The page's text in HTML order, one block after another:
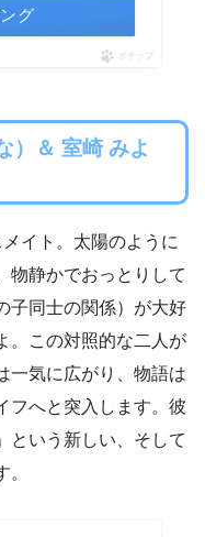
グ
ポチップ
）＆ 室崎 みよ
イト。太陽のように
物静かでおっとりして
子同士の関係）が大好
。この対照的な二人が
一気に広がり、物語は
フへと突入します。彼
という新しい、そして